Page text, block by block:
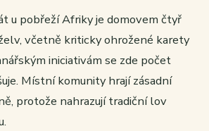
u pobřeží Afriky je domovem čtyř
včetně kriticky ohrožené karety
iniciativám se zde počet
Místní komunity hrají zásadní
protože nahrazují tradiční lov